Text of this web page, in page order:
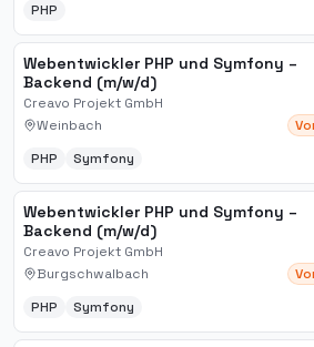
PHP
Webentwickler PHP und Symfony –
Backend (m/w/d)
Creavo Projekt GmbH
Weinbach
PHP Symfony
Webentwickler PHP und Symfony –
Backend (m/w/d)
Creavo Projekt GmbH
Burgschwalbach
PHP Symfony